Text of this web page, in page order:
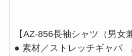
【AZ-856長袖シャツ（男女
● 素材／ストレッチギャ